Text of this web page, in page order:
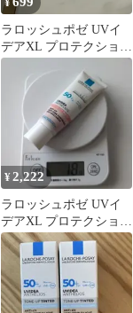
¥
ラロッシュポゼ UVイ
デアXL プロテクション
トーンアップ ティント
¥2,222
ラロッシュポゼ UVイ
デアXL プロテクション
トーンアップ ローズ 下
地